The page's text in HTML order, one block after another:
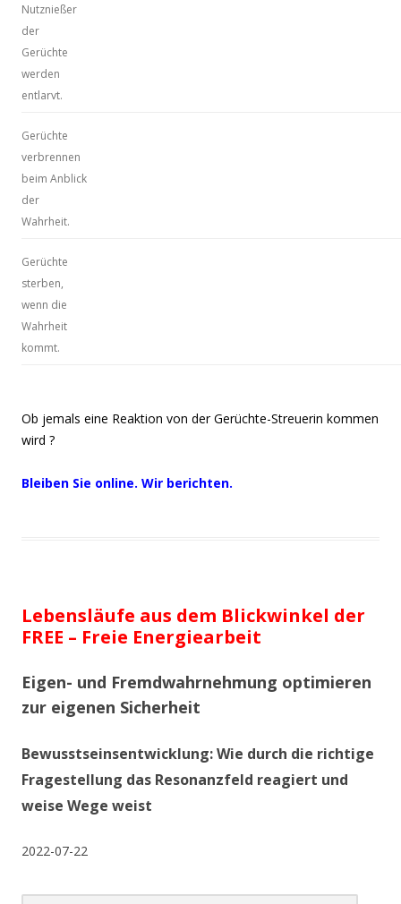
Nutznießer
der
Gerüchte
werden
entlarvt.
Gerüchte
verbrennen
beim Anblick
der
Wahrheit.
Gerüchte
sterben,
wenn die
Wahrheit
kommt.
Ob jemals eine Reaktion von der Gerüchte-Streuerin kommen
wird ?
Bleiben Sie online. Wir berichten.
Lebensläufe aus dem Blickwinkel der
FREE – Freie Energiearbeit
Eigen- und Fremdwahrnehmung optimieren
zur eigenen Sicherheit
Bewusstseinsentwicklung: Wie durch die richtige
Fragestellung das Resonanzfeld reagiert und
weise Wege weist
2022-07-22